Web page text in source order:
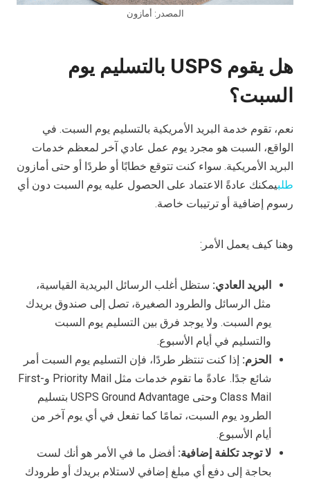
المصدر: أمازون
هل يقوم USPS بالتسليم يوم
السبت؟
نعم، تقوم خدمة البريد الأمريكية بالتسليم يوم السبت. في
الواقع، السبت هو مجرد يوم عمل عادي آخر لمعظم خدمات
البريد الأمريكية. سواء كنت تتوقع خطابًا أو طردًا أو حتى أمازون
طلبيمكنك عادةً الاعتماد على الحصول عليه يوم السبت دون أي
رسوم إضافية أو ترتيبات خاصة.
وهنا كيف يعمل الأمر:
البريد العادي: ستظل أغلب الرسائل البريدية القياسية،
مثل الرسائل والطرود الصغيرة، تصل إلى صندوق بريدك
يوم السبت. ولا يوجد فرق بين التسليم يوم السبت
والتسليم في أيام الأسبوع.
الحزم: إذا كنت تنتظر طردًا، فإن التسليم يوم السبت أمر
شائع جدًا. عادةً ما تقوم خدمات مثل Priority Mail وFirst-
Class Mail وحتى USPS Ground Advantage بتسليم
الطرود يوم السبت، تمامًا كما تفعل في أي يوم آخر من
أيام الأسبوع.
لا توجد تكلفة إضافية: أفضل ما في الأمر هو أنك لست
بحاجة إلى دفع أي مبلغ إضافي لاستلام بريدك أو طرودك